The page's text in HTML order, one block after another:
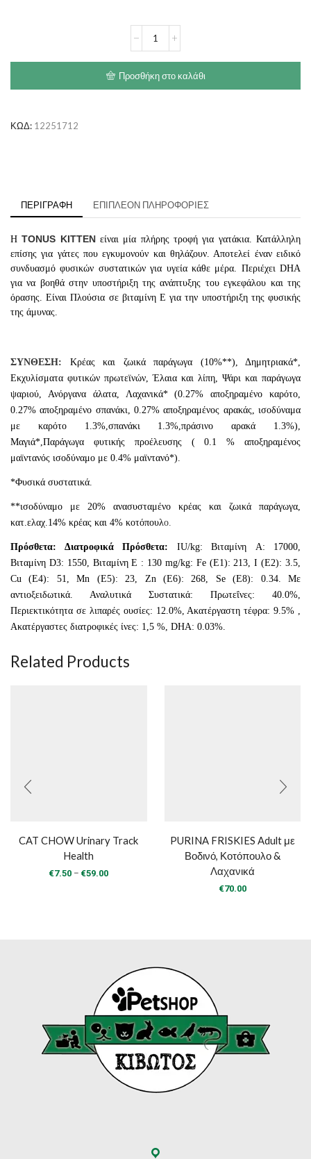
CHOW
ποσότητα
Προσθήκη στο καλάθι
ΚΩΔ: 12251712
ΠΕΡΙΓΡΑΦΉ ΕΠΙΠΛΈΟΝ ΠΛΗΡΟΦΟΡΊΕΣ
Η TONUS KITTEN είναι μία πλήρης τροφή για γατάκια. Κατάλληλη
επίσης για γάτες που εγκυμονούν και θηλάζουν. Αποτελεί έναν ειδικό
συνδυασμό φυσικών συστατικών για υγεία κάθε μέρα. Περιέχει DHA
για να βοηθά στην υποστήριξη της ανάπτυξης του εγκεφάλου και της
όρασης. Είναι Πλούσια σε βιταμίνη Ε για την υποστήριξη της φυσικής
της άμυνας.
ΣΥΝΘΕΣΗ:
Κρέας και ζωικά παράγωγα (10%**), Δημητριακά*,
Εκχυλίσματα φυτικών πρωτεϊνών, Έλαια και λίπη, Ψάρι και παράγωγα
ψαριού, Ανόργανα άλατα, Λαχανικά* (0.27% αποξηραμένο καρότο,
0.27% αποξηραμένο σπανάκι, 0.27% αποξηραμένος αρακάς, ισοδύναμα
με καρότο 1.3%,σπανάκι 1.3%,πράσινο αρακά 1.3%),
Μαγιά*,Παράγωγα φυτικής προέλευσης ( 0.1 % αποξηραμένος
μαϊντανός ισοδύναμο με 0.4% μαϊντανό*).
*Φυσικά συστατικά.
**ισοδύναμο με 20% ανασυσταμένο κρέας και ζωικά παράγωγα,
κατ.ελαχ.14% κρέας και 4% κοτόπουλο.
Πρόσθετα: Διατροφικά Πρόσθετα: IU/kg: Βιταμίνη A: 17000,
Βιταμίνη D3: 1550, Βιταμίνη E : 130 mg/kg: Fe (E1): 213, I (E2): 3.5,
Cu (E4): 51, Mn (E5): 23, Zn (E6): 268, Se (E8): 0.34. Με
αντιοξειδωτικά. Αναλυτικά Συστατικά: Πρωτεΐνες: 40.0%,
Περιεκτικότητα σε λιπαρές ουσίες: 12.0%, Ακατέργαστη τέφρα: 9.5% ,
Ακατέργαστες διατροφικές ίνες: 1,5 %, DHA: 0.03%.
Related Products
CAT CHOW Urinary Track
Health
€7.50 – €59.00Price
PURINA FRISKIES Adult με
Βοδινό, Κοτόπουλο &
Λαχανικά
€70.00